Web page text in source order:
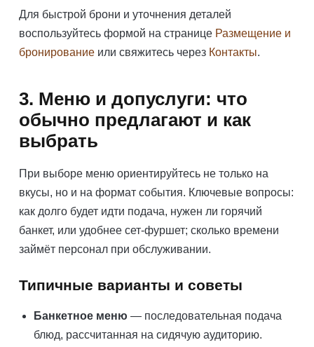
Для быстрой брони и уточнения деталей
воспользуйтесь формой на странице Размещение и
бронирование или свяжитесь через Контакты.
3. Меню и допуслуги: что
обычно предлагают и как
выбрать
При выборе меню ориентируйтесь не только на
вкусы, но и на формат события. Ключевые вопросы:
как долго будет идти подача, нужен ли горячий
банкет, или удобнее сет-фуршет; сколько времени
займёт персонал при обслуживании.
Типичные варианты и советы
Банкетное меню — последовательная подача
блюд, рассчитанная на сидячую аудиторию.